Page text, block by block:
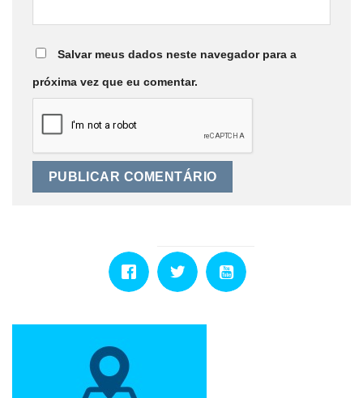
Salvar meus dados neste navegador para a
próxima vez que eu comentar.